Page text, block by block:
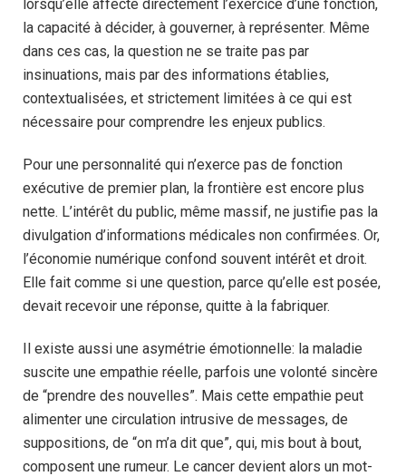
lorsqu’elle affecte directement l’exercice d’une fonction,
la capacité à décider, à gouverner, à représenter. Même
dans ces cas, la question ne se traite pas par
insinuations, mais par des informations établies,
contextualisées, et strictement limitées à ce qui est
nécessaire pour comprendre les enjeux publics.
Pour une personnalité qui n’exerce pas de fonction
exécutive de premier plan, la frontière est encore plus
nette. L’intérêt du public, même massif, ne justifie pas la
divulgation d’informations médicales non confirmées. Or,
l’économie numérique confond souvent intérêt et droit.
Elle fait comme si une question, parce qu’elle est posée,
devait recevoir une réponse, quitte à la fabriquer.
Il existe aussi une asymétrie émotionnelle: la maladie
suscite une empathie réelle, parfois une volonté sincère
de “prendre des nouvelles”. Mais cette empathie peut
alimenter une circulation intrusive de messages, de
suppositions, de “on m’a dit que”, qui, mis bout à bout,
composent une rumeur. Le cancer devient alors un mot-